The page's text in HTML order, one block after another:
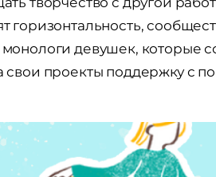
горизонтальность,
девушек, которые
свои проекты поддержку с